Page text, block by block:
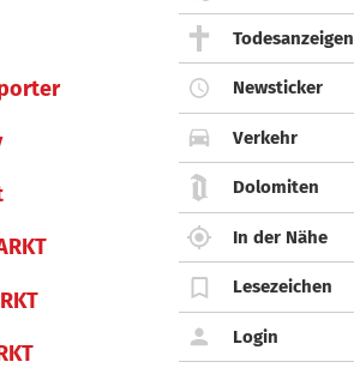
Todesanzeigen
Newsticker
Verkehr
Dolomiten
In der Nähe
Lesezeichen
Login